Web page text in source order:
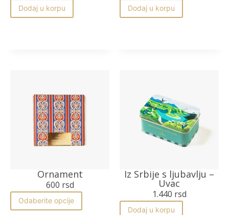
Dodaj u korpu Dodaj u korpu
Ornament
600 rsd
Odaberite opcije
Iz Srbije s ljubavlju –
Uvac
1.440 rsd
Dodaj u korpu